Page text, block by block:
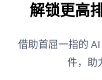
解锁更高
借助首屈一指的
件，助